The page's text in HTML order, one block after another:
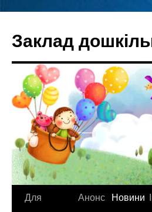
вмісту
Заклад
Для
Анонс Новини